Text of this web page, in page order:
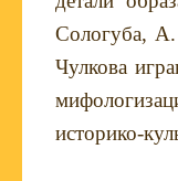
Сологуба,
Чулкова
историко-